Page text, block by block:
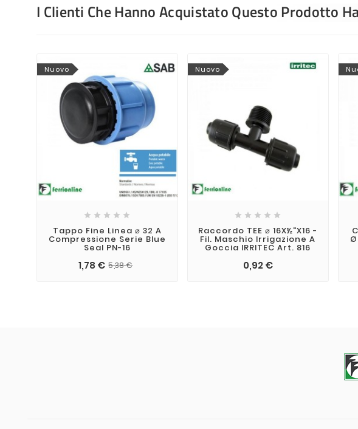
I Clienti Che Hanno Acquistato Questo Prodotto
Nuovo
    
Tappo Fine Linea ⌀ 32 A
Compressione Serie Blue
Seal PN-16
1,78 € 5,38 €
Nuovo
    
Raccordo TEE ⌀ 16X½"X16 -
Fil. Maschio Irrigazione A
Goccia IRRITEC Art. 816
0,92 €
Ø